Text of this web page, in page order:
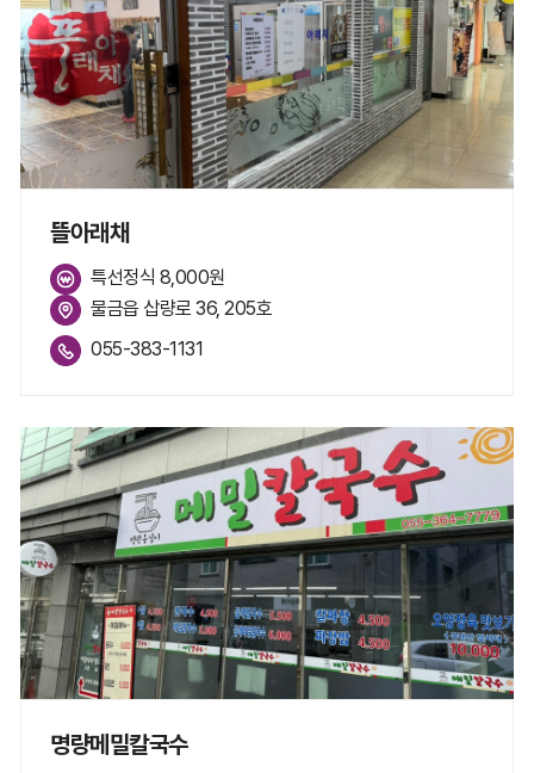
뜰아래채
특선정식 8,000원
물금읍 삽량로 36, 205호
055-383-1131
명량메밀칼국수